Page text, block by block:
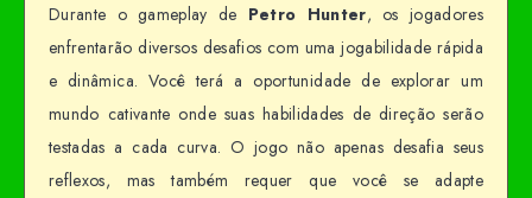
Durante o gameplay de Petro Hunter, os jogadores
enfrentarão diversos desafios com uma jogabilidade rápida
e dinâmica. Você terá a oportunidade de explorar um
mundo cativante onde suas habilidades de direção serão
testadas a cada curva. O jogo não apenas desafia seus
reflexos, mas também requer que você se adapte